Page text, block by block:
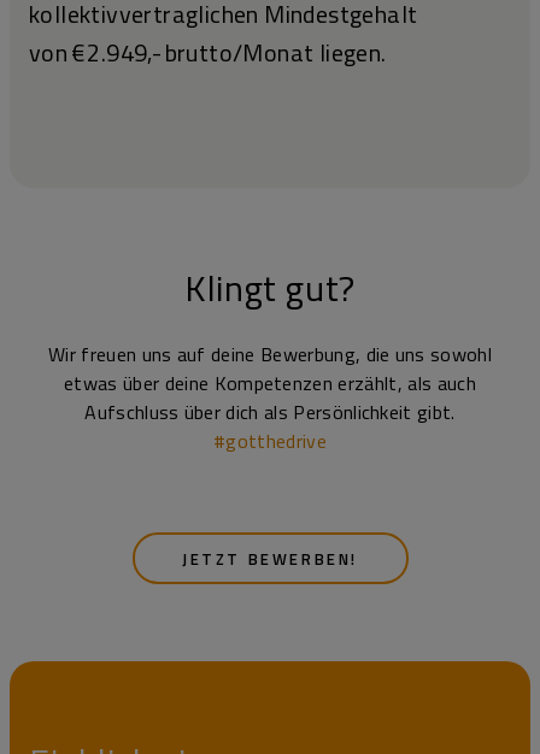
kollektivvertraglichen Mindestgehalt
von € 2.949,- brutto/Monat liegen.
Klingt gut?
Wir freuen uns auf deine Bewerbung, die uns sowohl
etwas über deine Kompetenzen erzählt, als auch
Aufschluss über dich als Persönlichkeit gibt.
#gotthedrive
JETZT BEWERBEN!